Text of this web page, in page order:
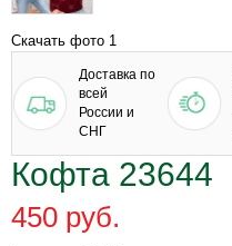
Скачать фото 1
Доставка по
всей
России и
СНГ
Кофта 23644
450 руб.